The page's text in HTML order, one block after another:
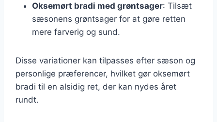
Oksemørt bradi med grøntsager: Tilsæt
sæsonens grøntsager for at gøre retten
mere farverig og sund.
Disse variationer kan tilpasses efter sæson og
personlige præferencer, hvilket gør oksemørt
bradi til en alsidig ret, der kan nydes året
rundt.